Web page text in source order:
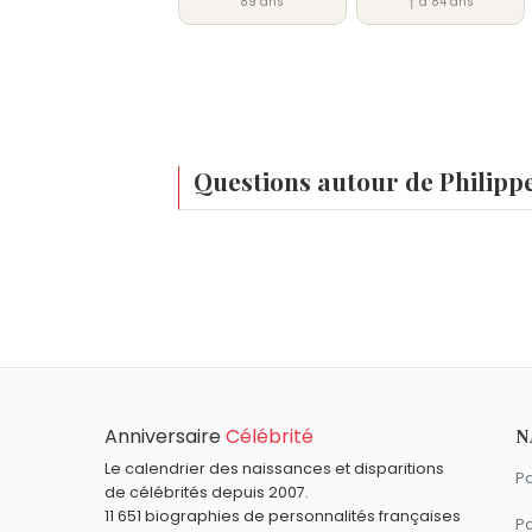
Questions autour de
Michèle Mercier
Alain Delon,Michel Galabru
AnniversaireCélébrité
Le calendrier des naissances et disparitions
de célébrités depuis 2007.
11 651 biographies de personnalités françaises